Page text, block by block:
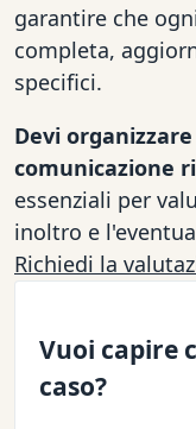
garantire che
completa,
specifici.
Devi
comunicazione
essenziali per
inoltro e
Richiedi la
Vuoi capire
caso?